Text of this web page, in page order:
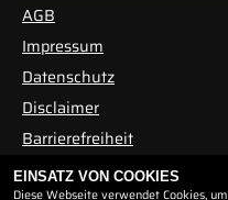
AGB
Impressum
Datenschutz
Disclaimer
Barrierefreiheit
EINSATZ VON COOKIES
Diese Webseite verwendet Cookies,